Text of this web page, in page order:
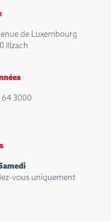
de Luxembourg
Illzach
64 3000
vous uniquement